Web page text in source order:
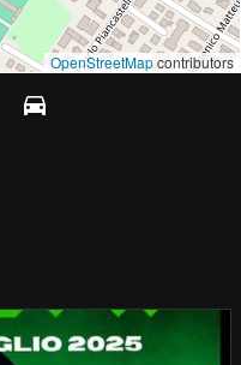
OpenStreetMapcontributors